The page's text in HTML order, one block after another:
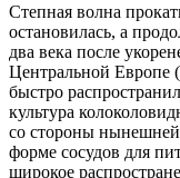
Степная волна
остановилась, а
два века после
Центральной Европе
быстро
культура
со стороны
форме сосудов для
широкое